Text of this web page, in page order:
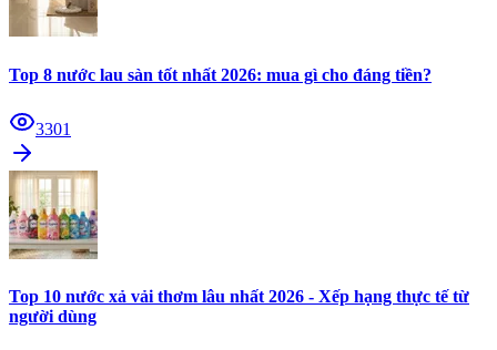
Top 8 nước lau sàn tốt nhất 2026: mua gì cho đáng tiền?
3301
Top 10 nước xả vải thơm lâu nhất 2026 - Xếp hạng thực tế từ
người dùng